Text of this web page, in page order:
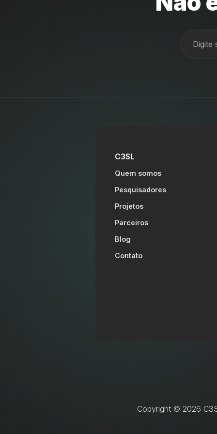
C3SL
Quem somos
Pesquisadores
Projetos
Parceiros
Blog
Contato
Copyright © 2026